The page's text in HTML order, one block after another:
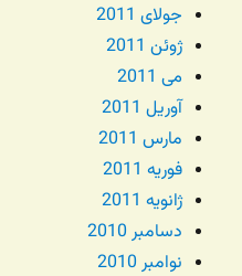
جولای 2011
ژوئن 2011
می 2011
آوریل 2011
مارس 2011
فوریه 2011
ژانویه 2011
دسامبر 2010
نوامبر 2010